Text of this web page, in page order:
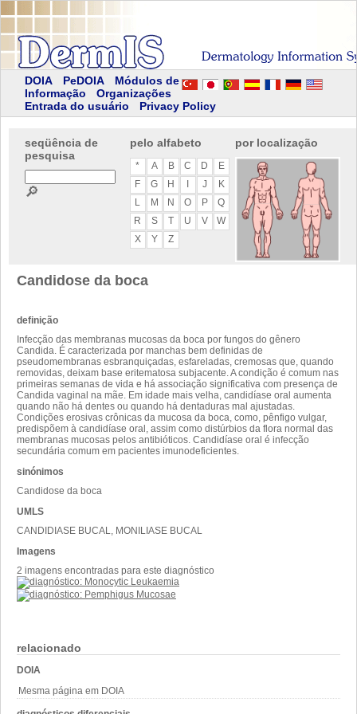
DOIA PeDOIA
Módulos de
Informação
Organizações
Entrada do usuário
Privacy Policy
seqüência de
pesquisa
🔎
pelo alfabeto
* A B C D
E
F
G H J
K
L
M N O P
Q
R
S T U V
W
X
Y Z
por localização
relacionado
DOIA
Mesma página em DOIA
Candidose da boca
definição
Infecção das membranas mucosas da boca por fungos do gênero
Candida. É caracterizada por manchas bem definidas de
pseudomembranas esbranquiçadas, esfareladas, cremosas que, quando
removidas, deixam base eritematosa subjacente. A condição é comum nas
primeiras semanas de vida e há associação significativa com presença de
Candida vaginal na mãe. Em idade mais velha, candidíase oral aumenta
quando não há dentes ou quando há dentaduras mal ajustadas.
Condições erosivas crônicas da mucosa da boca, como, pênfigo vulgar,
predispõem à candidíase oral, assim como distúrbios da flora normal das
membranas mucosas pelos antibióticos. Candidíase oral é infecção
secundária comum em pacientes imunodeficientes.
sinónimos
Candidose da boca
UMLS
CANDIDIASE BUCAL, MONILIASE BUCAL
Imagens
2 imagens encontradas para este diagnóstico